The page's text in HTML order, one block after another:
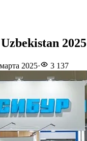
2025
2025· 3 137